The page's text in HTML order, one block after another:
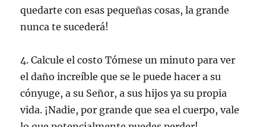
quedarte con esas pequeñas cosas, la grande
nunca te sucederá!
4. Calcule el costo Tómese un minuto para ver
el daño increíble que se le puede hacer a su
cónyuge, a su Señor, a sus hijos ya su propia
vida. ¡Nadie, por grande que sea el cuerpo, vale